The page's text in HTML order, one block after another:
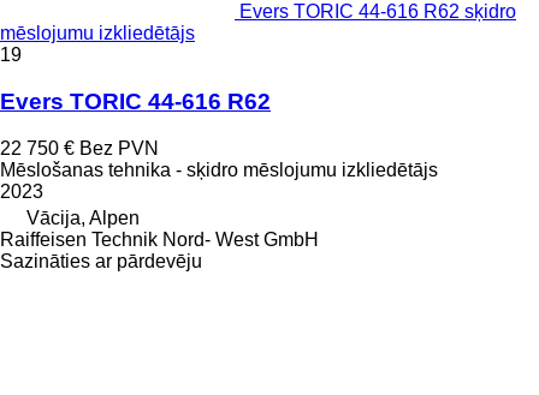
Evers TORIC 44-616 R62 sķidro
mēslojumu izkliedētājs
19
Evers TORIC 44-616 R62
22 750 € Bez PVN
Mēslošanas tehnika - sķidro mēslojumu izkliedētājs
2023
Vācija, Alpen
Raiffeisen Technik Nord- West GmbH
Sazināties ar pārdevēju